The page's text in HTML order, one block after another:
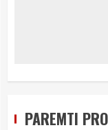
PAREMTI